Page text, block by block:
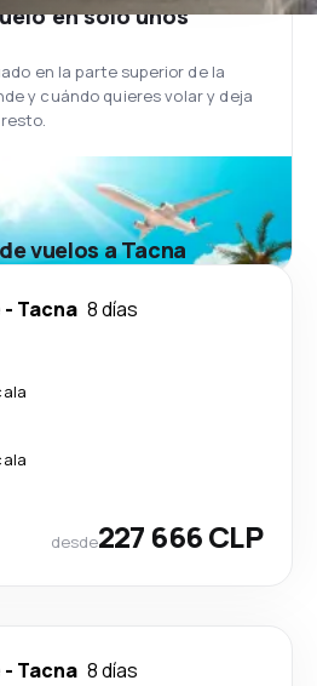
en solo unos
en la parte superior de la
y cuándo quieres volar y deja
vuelos a Tacna
- Tacna 8 días
desde227 666 CLP
- Tacna 8 días